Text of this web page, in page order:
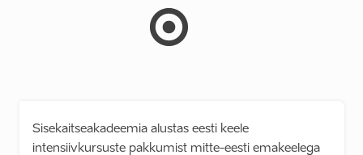
Sisekaitseakadeemia alustas eesti keele
intensiivkursuste pakkumist mitte-eesti emakeelega